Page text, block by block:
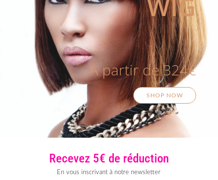
WIG
A partir de 324€
SHOP NOW
Recevez 5€ de réduction
En vous inscrivant à notre newsletter